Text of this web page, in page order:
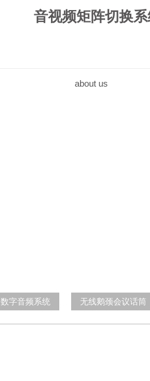
音视频矩阵切换
about us
数字音频系统 无线鹅颈会议话筒